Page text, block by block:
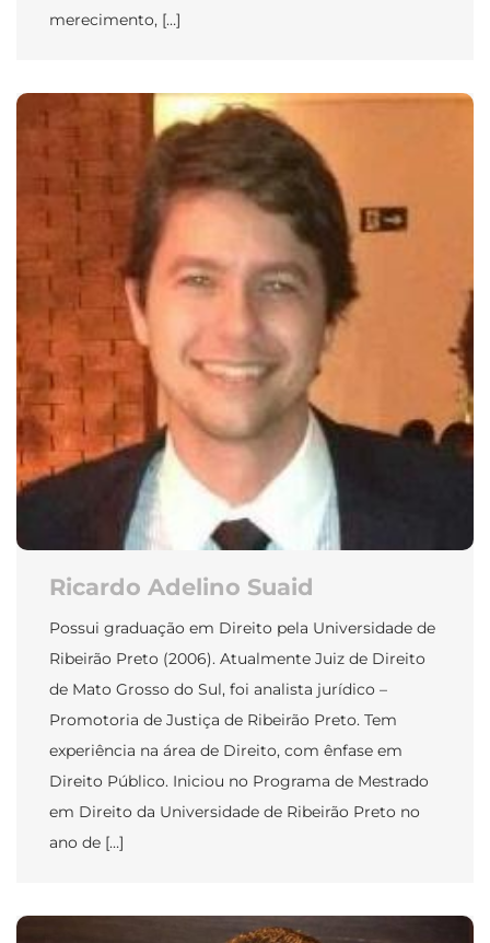
merecimento, […]
Ricardo Adelino Suaid
Possui graduação em Direito pela Universidade de
Ribeirão Preto (2006). Atualmente Juiz de Direito
de Mato Grosso do Sul, foi analista jurídico –
Promotoria de Justiça de Ribeirão Preto. Tem
experiência na área de Direito, com ênfase em
Direito Público. Iniciou no Programa de Mestrado
em Direito da Universidade de Ribeirão Preto no
ano de […]